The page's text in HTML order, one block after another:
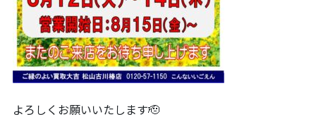
よろしくお願いいたします🫡